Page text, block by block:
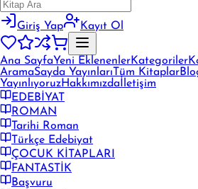
Giriş Yap Kayıt Ol
Ana SayfaYeni EklenenlerKategoriler
AramaSayda Yayınları Tüm Kitaplar
YayınlıyoruzHakkımızda İletişim
EDEBİYAT
ROMAN
Tarihi Roman
Türkçe Edebiyat
ÇOCUK KİTAPLARI
FANTASTİK
Başvuru